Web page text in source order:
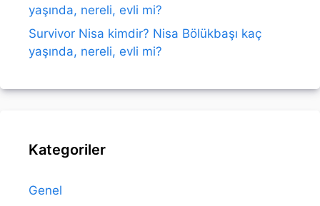
yaşında, nereli, evli mi?
Survivor Nisa kimdir? Nisa Bölükbaşı kaç
yaşında, nereli, evli mi?
Kategoriler
Genel